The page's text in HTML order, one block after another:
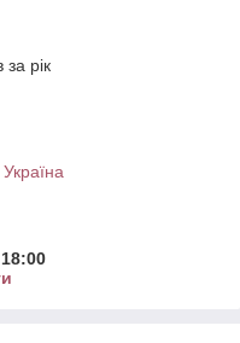
за рік